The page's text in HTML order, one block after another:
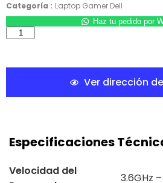
Categoría : Laptop Gamer Dell
Haz tu pedido por
Ver dirección
Especificaciones
Velocidad del
3.6GHz